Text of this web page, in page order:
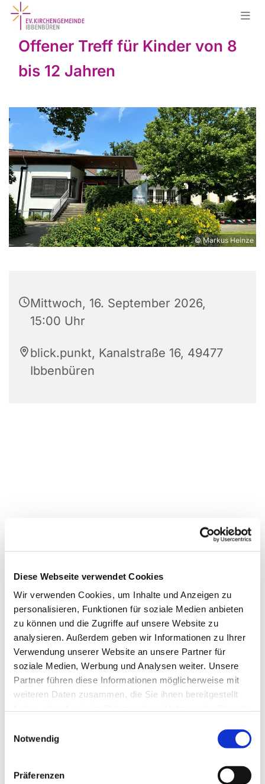
Diese Webseite verwendet Cookies
Wir verwenden Cookies, um Inhalte und Anzeigen zu
personalisieren, Funktionen für soziale Medien anbieten
zu können und die Zugriffe auf unsere Website zu
analysieren. Außerdem geben wir Informationen zu Ihrer
Verwendung unserer Website an unsere Partner für
soziale Medien, Werbung und Analysen weiter. Unsere
Partner führen diese Informationen möglicherweise mit
weiteren Daten zusammen, die Sie ihnen bereitgestellt
Notwendig
Präferenzen
Offener Treff für Kinder von 8
bis 12 Jahren
© Markus Heinze
Mittwoch, 16. September 2026,
15:00 Uhr
blick.punkt, Kanalstraße 16, 49477
Ibbenbüren
Dies könnte Sie auch
interessieren